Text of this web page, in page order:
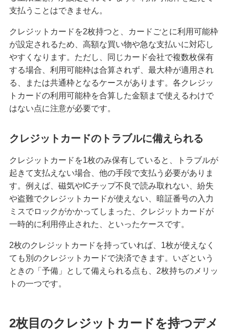
える基本フレーズをまとめて紹介
iDとクレジットカードの違いは？ポイント還元率
を高める方法も紹介
海外旅行におすすめのクレジットカードとは？選
ぶポイントや注意点を解説
高校生はクレジットカードに申し込めない！カー
ドを持つための代替手段と注意点を解説
【初心者必見】クレジットカードのメリットとデ
メリット、利用時の注意点を解説
クレジットカードの暗証番号を変更する方法！手
数料の有無や注意点も解説
無職でもクレジットカードは作れる？可能なケー
スや審査に通るためのポイントを解説
クレジットカードのブラックカードとは？持つ条
プラチナカードとは？メリット・デメリットや年
支払うことはできません。
クレジットカードを2枚持つと、カードごとに利用可能枠
が設定されるため、高額な買い物や急な支払いに対応し
やすくなります。ただし、同じカード会社で複数枚保有
する場合、利用可能枠は合算されず、最大枠が適用され
る、または共通枠となるケースがあります。各クレジッ
トカードの利用可能枠を合算した金額まで使えるわけで
はない点に注意が必要です。
クレジットカードのトラブルに備えられる
クレジットカードを1枚のみ保有していると、トラブルが
起きて支払えない場合、他の手段で支払う必要がありま
す。例えば、磁気やICチップ不良で読み取れない、紛失
や盗難でクレジットカードが使えない、暗証番号の入力
ミスでロックがかかってしまった、クレジットカードが
一時的に利用停止された、といったケースです。
2枚のクレジットカードを持っていれば、1枚が使えなく
ても別のクレジットカードで決済できます。いざという
ときの「予備」として備えられる点も、2枚持ちのメリッ
トの一つです。
2枚目のクレジットカードを持つデメ